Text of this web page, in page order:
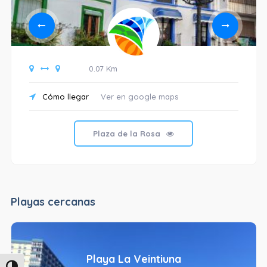
0.07 Km
Cómo llegar Ver en google maps
Plaza de la Rosa
Playas cercanas
Playa La Veintiuna